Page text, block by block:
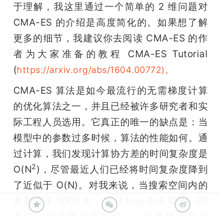
于理解，我这里通过一个简单的 2 维问题对
CMA-ES 的介绍是高度简化的。如果想了解
更多的细节，我建议你去阅读 CMA-ES 的作
者为大家准备的教程 CMA-ES Tutorial
(https://arxiv.org/abs/1604.00772)。
CMA-ES 算法是如今最流行的无需梯度计算
的优化算法之一，并且已经被许多研究者和实
际工程人员选用。它真正的唯一的缺点是：当
模型中的参数过多时候，算法的性能如何。通
过计算，我们发现计算协方差的时间复杂度是
O(N2)，尽管最近人们已经将时间复杂度降到
了近似于 O(N)。对我来说，当搜索空间内的
参数少于 1000 时，我往往会选择 CMA-ES